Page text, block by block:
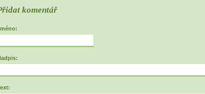
komentář